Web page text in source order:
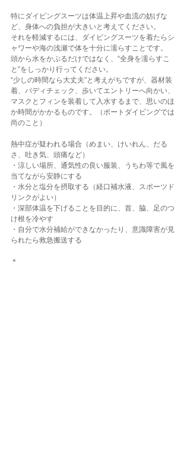
特にダイビングスーツは体温上昇や血流の妨げな
ど、身体への負担が大きいと考えてください。
それを軽減するには、ダイビングスーツを着たらシ
ャワーや海の浅瀬で体を十分に濡らすことです。
頭から水をかぶるだけではなく、“全身を濡らすこ
と”をしっかり行ってください。
“少しの時間なら大丈夫”と考えがちですが、器材装
着、バディチェック、歩いてエントリーへ向かい、
マスクとフィンを装着して入水するまで、思いのほ
か時間がかかるものです。（ボートダイビングでは
尚のこと）
熱中症が疑われる場合（めまい、けいれん、だる
さ、吐き気、頭痛など）
・涼しい場所、通気性の良い服装、うちわ等で風を
当てながら安静にする
・水分と塩分を摂取する（経口補水液、スポーツド
リンクがよい）
・深部体温を下げることを目的に、首、脇、足のつ
け根を冷やす
・自分で水分補給ができなかったり、意識障害が見
られたら救急搬送する
＊